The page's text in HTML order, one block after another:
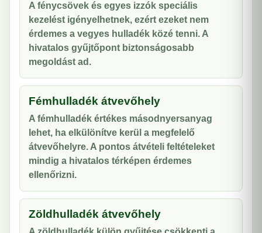
A fénycsövek és egyes izzók speciális
kezelést igényelhetnek, ezért ezeket nem
érdemes a vegyes hulladék közé tenni. A
hivatalos gyűjtőpont biztonságosabb
megoldást ad.
Fémhulladék átvevőhely
A fémhulladék értékes másodnyersanyag
lehet, ha elkülönítve kerül a megfelelő
átvevőhelyre. A pontos átvételi feltételeket
mindig a hivatalos térképen érdemes
ellenőrizni.
Zöldhulladék átvevőhely